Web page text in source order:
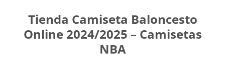
Tienda Camiseta Baloncesto
Online 2024/2025 – Camisetas
NBA